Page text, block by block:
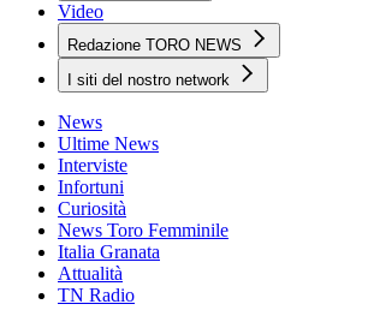
Video
Redazione TORO NEWS
I siti del nostro network
News
Ultime News
Interviste
Infortuni
Curiosità
News Toro Femminile
Italia Granata
Attualità
TN Radio